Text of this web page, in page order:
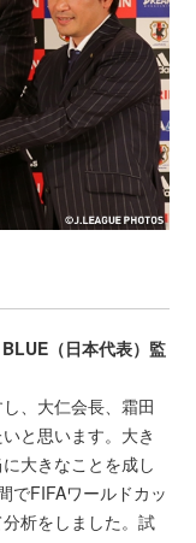
（日本代表）監
、大仁会長、霜田
と思います。大き
大きなことを成し
でFIFAワールドカッ
析をしました。試